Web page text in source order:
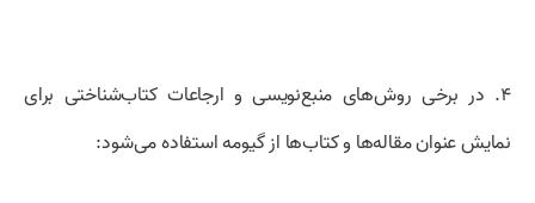
۴. در برخی روش‌های منبع‌نویسی و ارجاعات کتاب‌شناختی برای
نمایش عنوان مقاله‌ها و کتاب‌ها از گیومه استفاده می‌شود: